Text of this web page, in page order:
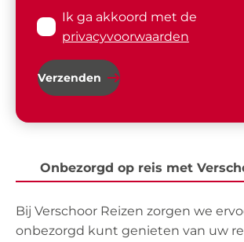
Ik ga akkoord met de
privacyvoorwaarden
Verzenden
Onbezorgd op reis met
Bij Verschoor Reizen zorgen we
onbezorgd kunt genieten van uw